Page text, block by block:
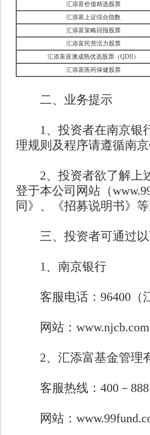
汇添富价值精选股票
汇添富上证综合指数
汇添富策略回报股票
汇添富民营活力股票
汇添富亚澳成熟优选股票（QDII）
汇添富医药保健股票
二、业务提示
1、投资者在南京银行
理规则及程序请遵循南京
2、投资者欲了解上述
登于本公司网站（
同》、《招募说明书》
三、投资者可通过以
1、南京银行
客服电话：96400（江
网站：
2、汇添富基金管理
客服热线：400－888
网站：